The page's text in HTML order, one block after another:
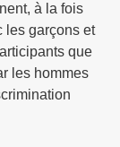
à la fois
les garçons et
que
les hommes